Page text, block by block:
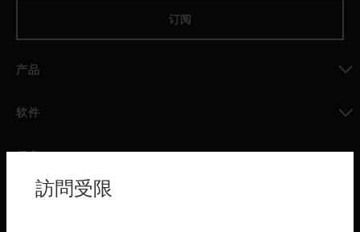
订阅
产品
软件
服务
toggle view
行业訪問受限